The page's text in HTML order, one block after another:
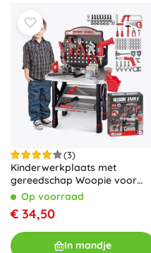
(3)
Kinderwerkplaats met
gereedschap Woopie voor
kleine klussers
Op voorraad
€ 34,50
In mandje